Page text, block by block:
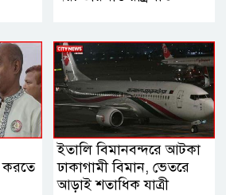
ইতালি বিমানবন্দরে আটকা
ঢাকাগামী বিমান, ভেতরে
আড়াই শতাধিক যাত্রী